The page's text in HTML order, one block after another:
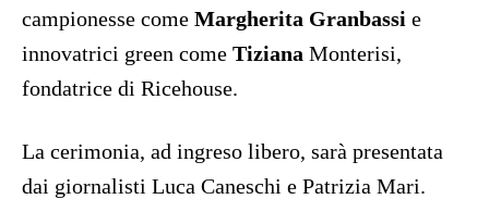
campionesse come Margherita Granbassi e
innovatrici green come Tiziana Monterisi,
fondatrice di Ricehouse.
La cerimonia, ad ingreso libero, sarà presentata
dai giornalisti Luca Caneschi e Patrizia Mari.